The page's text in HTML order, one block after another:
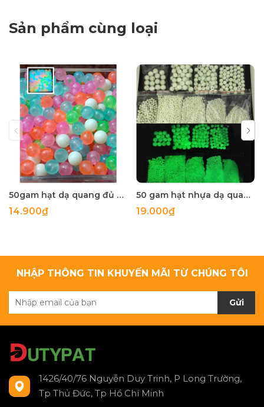
Sản phẩm cùng loại
50gam hạt dạ quang đủ màu 6mm, 8mm, 10mm, 12mm, hạt nhựa tròn
14.900₫
50 gam hạt nhựa dạ quang tròn đủ size 4mm, 5mm, 6mm, 8mm, 10mm, 12mm, 14mm, 16mm ,18mm , 10mm, 22mm, 25mm
19.000₫
NHẬP THÔNG TIN KHUYẾN MÃI TỪ CHÚNG TÔI
Gửi
1426/40/76 Nguyễn Duy Trinh, P Long Trường,
Tp Thủ Đức, Tp Hồ Chí Minh